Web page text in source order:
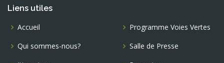
Liens utiles
Accueil
Qui sommes-nous?
Programme Voies Vertes
Salle de Presse